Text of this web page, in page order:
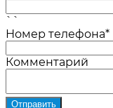
``
Номер телефона*
Комментарий